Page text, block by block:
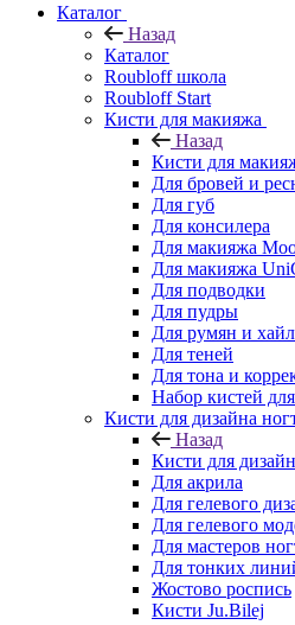
Каталог
Назад
Каталог
Roubloff школа
Roubloff Start
Кисти для макияжа
Назад
Кисти для
Для бровей и
Для губ
Для консилера
Для макияжа
Для макияжа
Для подводки
Для пудры
Для румян и
Для теней
Для тона и
Набор кистей
Кисти для дизайна
Назад
Кисти для
Для акрила
Для гелевого
Для гелевого
Для мастеров
Для тонких
Жостово роспись
Кисти Ju.Bilej